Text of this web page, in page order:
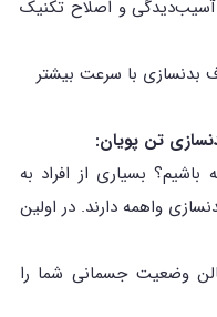
آسیب‌دیدگی و اصلاح تکنیک
بدنسازی با سرعت بیشتر
تن پویان:
بسیاری از افراد به
واهمه دارند. در اولین
وضعیت جسمانی شما را